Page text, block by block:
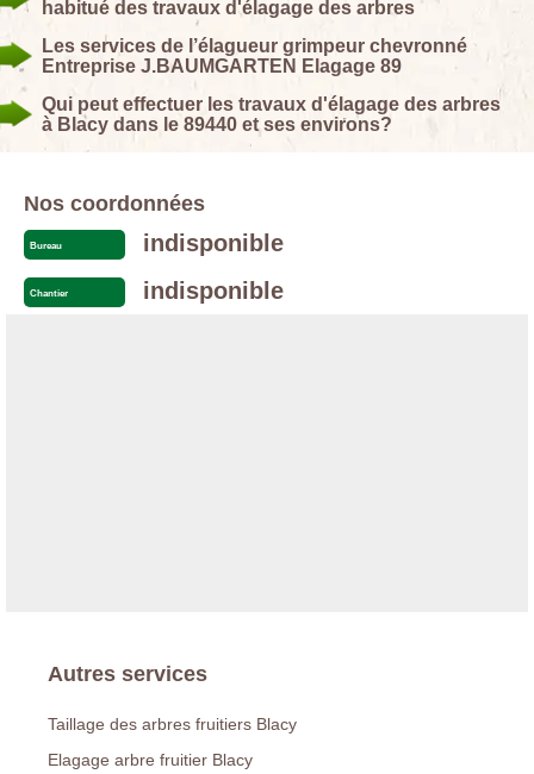
habitué des travaux d'élagage des arbres
Les services de l’élagueur grimpeur chevronné
Entreprise J.BAUMGARTEN Elagage 89
Qui peut effectuer les travaux d'élagage des arbres
à Blacy dans le 89440 et ses environs?
Nos coordonnées
Bureau indisponible
Chantier indisponible
Autres services
Taillage des arbres fruitiers Blacy
Elagage arbre fruitier Blacy